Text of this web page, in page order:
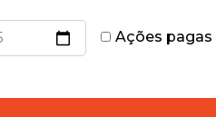
Ações pagas